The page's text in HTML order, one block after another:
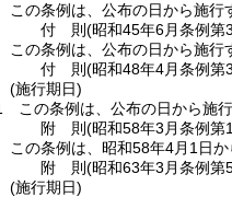
この条例は、公布の日から施行
付 則(昭和45年6月条例第
この条例は、公布の日から施行
付 則(昭和48年4月条例第
(施行期日)
この条例は、公布の日から施行
附 則(昭和58年3月条例第
この条例は、昭和58年4月1日か
附 則(昭和63年3月条例第
(施行期日)